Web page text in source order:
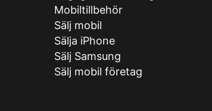
Mobiltillbehör
Sälj mobil
Sälja iPhone
Sälj Samsung
Sälj mobil företag